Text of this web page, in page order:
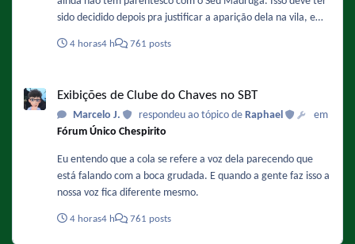
sido decidido depois pra justificar a aparição dela na vila, e
Chiquinha nos remakes.
4 horas4 h 761 posts
Exibições de Clube do Chaves no SBT
Marcelo J. respondeu ao tópico de Raphael
em
Fórum Único Chespirito
Eu entendo que a cola se refere a voz dela parecendo que
está falando com a boca grudada. E quando a gente faz isso a
nossa voz fica diferente mesmo.
4 horas4 h 761 posts